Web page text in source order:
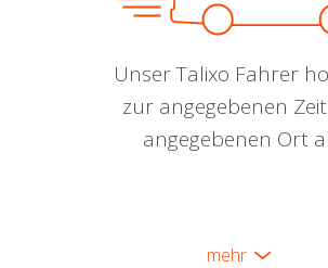
Unser Talixo Fahrer
zur angegebenen
angegebenen Ort
mehr